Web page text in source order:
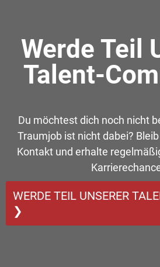
Werde Teil
Talent-
Du möchtest dich noch nicht
Traumjob ist nicht dabei?
Kontakt und erhalte
WERDE TEIL UNSERER
❯